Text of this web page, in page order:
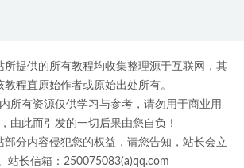
所提供的所有教程均收集整理源于互联网，其
教程直原始作者或原始出处所有。
所有资源仅供学习与参考，请勿用于商业用
由此而引发的一切后果由您自负！
部分内容侵犯您的权益，请您告知，站长会立
站长信箱：250075083(a)qq.com